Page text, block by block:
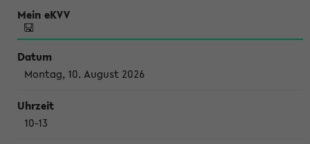
Montag, 10. August 2026
10-13